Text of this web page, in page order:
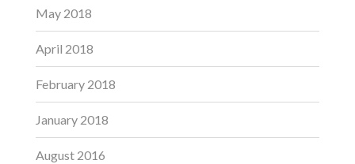
May 2018
April 2018
February 2018
January 2018
August 2016